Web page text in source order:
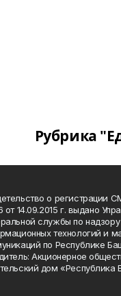
Рубрика
о регистрации
от 14.09.2015 г. выдано
службы по
технологий и
по Республике
Акционерное
дом «Республика